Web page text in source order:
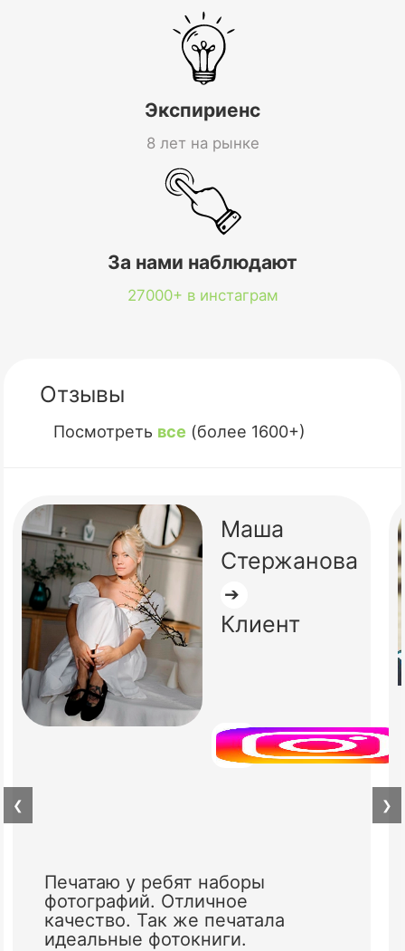
Экспириенс
8 лет на рынке
За нами наблюдают
27000+ в инстаграм
Отзывы
Посмотреть все (более 1600+)
Маша
Стержанова
➔
Клиент
Печатаю у ребят наборы
фотографий. Отличное
качество. Так же печатала
идеальные фотокниги.
❮ ❯